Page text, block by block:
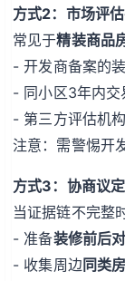
方式2：市场评
常见于精装商品
- 开发商备案的
- 同小区3年内交
- 第三方评估机
注意：需警惕开
方式3：协商议
当证据链不完整
- 准备装修前后
- 收集周边同类